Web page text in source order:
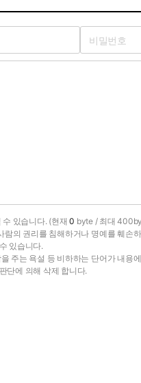
수 있습니다. (현재0 byte / 최대
람의 권리를 침해하거나 명예를 훼손
있습니다.
주는 욕설 등 비하하는 단어가 내용
단에 의해 삭제 합니다.